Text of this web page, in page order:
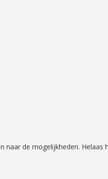
naar de mogelijkheden. Helaas